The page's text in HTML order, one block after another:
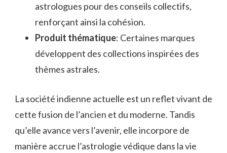
astrologues pour des conseils collectifs,
renforçant ainsi la cohésion.
Produit thématique: Certaines marques
développent des collections inspirées des
thèmes astrales.
La société indienne actuelle est un reflet vivant de
cette fusion de l’ancien et du moderne. Tandis
qu’elle avance vers l’avenir, elle incorpore de
manière accrue l’astrologie védique dans la vie